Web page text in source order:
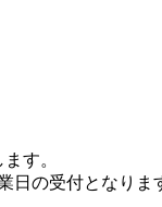
す。
の受付となりま